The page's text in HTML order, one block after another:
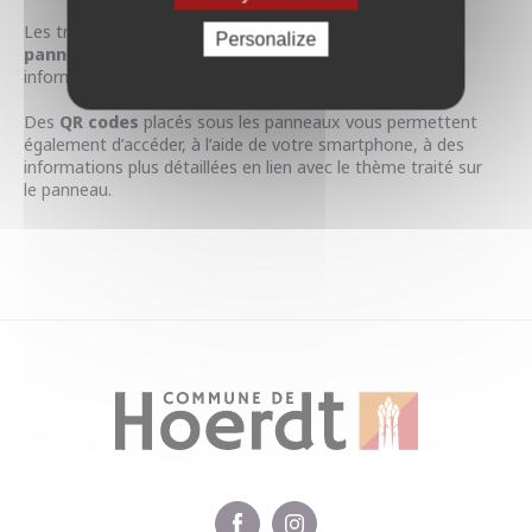
Les trois parcours sont jalonnés de14 agrès et 24
panneaux pédagogiqueslivrant de précieuses
informations sur la faune et la flore de la forêt.
Des QR codes placés sous les panneaux vous permettent
également d’accéder, à l’aide de votre smartphone, à des
informations plus détaillées en lien avec le thème traité sur
le panneau.
Personalize